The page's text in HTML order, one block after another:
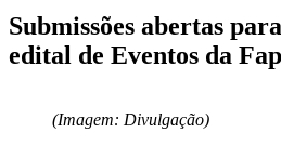
Submissões abertas
edital de Eventos da
(Imagem: Divulgação)